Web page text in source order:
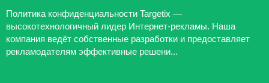
Политика конфиденциальности Targetix —
высокотехнологичный лидер Интернет-рекламы. Наша
компания ведёт собственные разработки и предоставляет
рекламодателям эффективные решени...